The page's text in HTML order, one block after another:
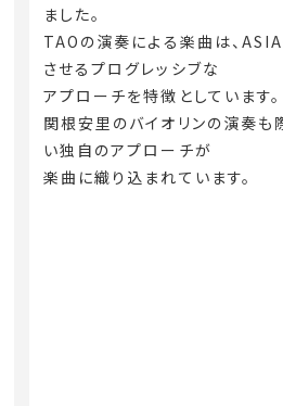
ました。
TAOの演奏による楽曲は、
させるプログレッシブな
アプローチを特徴としています。
関根安里のバイオリンの演奏も
い独自のアプローチが
楽曲に織り込まれています。